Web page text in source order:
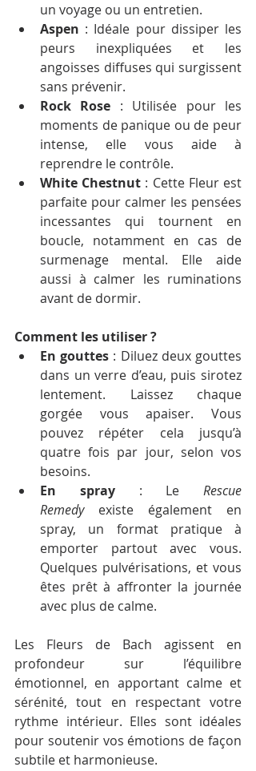
un voyage ou un entretien.
Aspen : Idéale pour dissiper les
peurs inexpliquées et les
angoisses diffuses qui surgissent
sans prévenir.
Rock Rose : Utilisée pour les
moments de panique ou de peur
intense, elle vous aide à
reprendre le contrôle.
White Chestnut : Cette Fleur est
parfaite pour calmer les pensées
incessantes qui tournent en
boucle, notamment en cas de
surmenage mental. Elle aide
aussi à calmer les ruminations
avant de dormir.
Comment les utiliser ?
En gouttes : Diluez deux gouttes
dans un verre d’eau, puis sirotez
lentement. Laissez chaque
gorgée vous apaiser. Vous
pouvez répéter cela jusqu’à
quatre fois par jour, selon vos
besoins.
En spray : Le Rescue
Remedy existe également en
spray, un format pratique à
emporter partout avec vous.
Quelques pulvérisations, et vous
êtes prêt à affronter la journée
avec plus de calme.
Les Fleurs de Bach agissent en
profondeur sur l’équilibre
émotionnel, en apportant calme et
sérénité, tout en respectant votre
rythme intérieur. Elles sont idéales
pour soutenir vos émotions de façon
subtile et harmonieuse.